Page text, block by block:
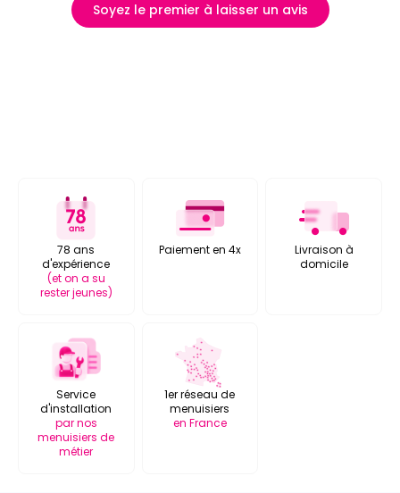
Soyez le premier à laisser un avis
78 ans
d'expérience
(et on a su
rester jeunes)
Paiement en 4x
Livraison à
domicile
Service
d'installation
par nos
menuisiers de
métier
1er réseau de
menuisiers
en France